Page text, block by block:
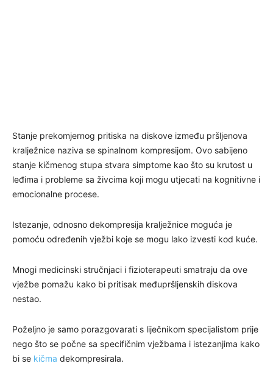
Stanje prekomjernog pritiska na diskove između pršljenova
kralježnice naziva se spinalnom kompresijom. Ovo sabijeno
stanje kičmenog stupa stvara simptome kao što su krutost u
leđima i probleme sa živcima koji mogu utjecati na kognitivne i
emocionalne procese.
Istezanje, odnosno dekompresija kralježnice moguća je
pomoću određenih vježbi koje se mogu lako izvesti kod kuće.
Mnogi medicinski stručnjaci i fizioterapeuti smatraju da ove
vježbe pomažu kako bi pritisak međupršljenskih diskova
nestao.
Poželjno je samo porazgovarati s liječnikom specijalistom prije
nego što se počne sa specifičnim vježbama i istezanjima kako
bi se kičma dekompresirala.